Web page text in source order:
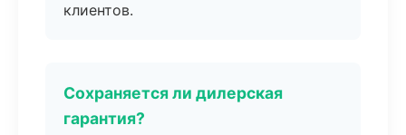
клиентов.
Сохраняется ли дилерская
гарантия?